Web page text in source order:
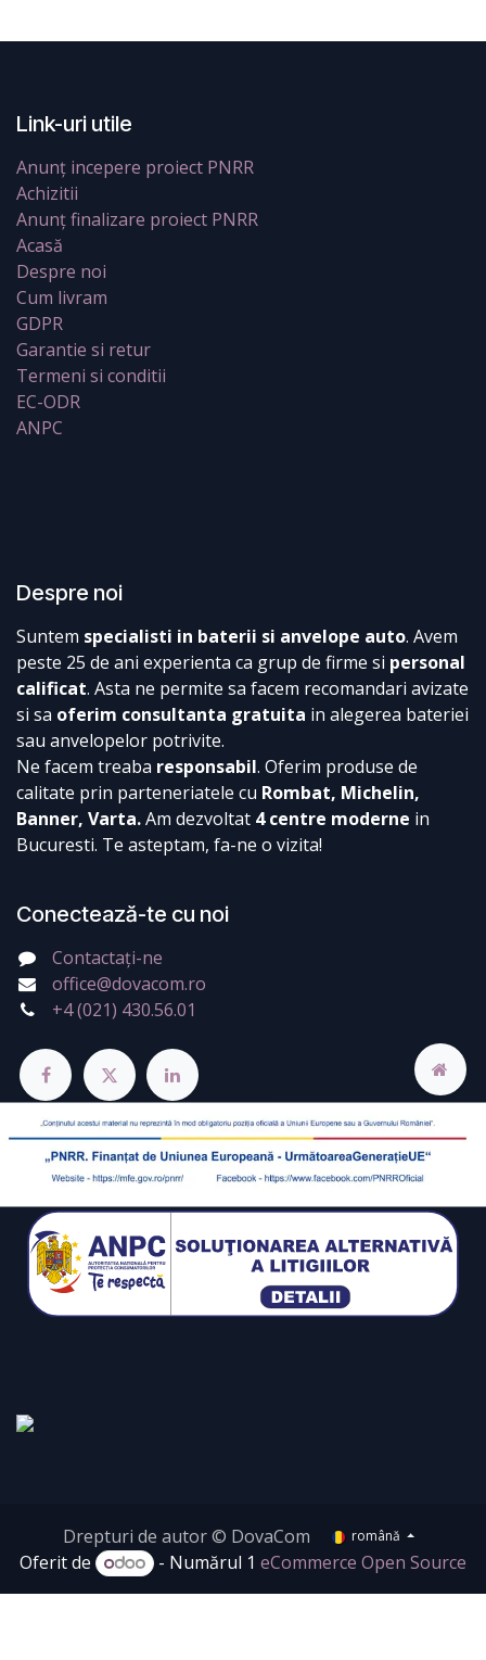
Link-uri utile
Anunț incepere proiect PNRR
Achizitii
Anunț finalizare proiect PNRR
Acasă
Despre noi
Cum livram
GDPR
Garantie si retur
Termeni si conditii
EC-ODR
ANPC
Despre noi
Suntem specialisti in baterii si anvelope auto. Avem
peste 25 de ani experienta ca grup de firme si personal
calificat. Asta ne permite sa facem recomandari avizate
si sa oferim consultanta gratuita in alegerea bateriei
sau anvelopelor potrivite.
Ne facem treaba responsabil. Oferim produse de
calitate prin parteneriatele cu Rombat, Michelin,
Banner, Varta.Am dezvoltat 4 centre moderne in
Bucuresti. Te asteptam, fa-ne o vizita!
Conectează-te cu noi
Contactați-ne
office@dovacom.ro
+4 (021) 430.56.01
Drepturi de autor © DovaCom română
Oferit de - Numărul 1eCommerce Open Source